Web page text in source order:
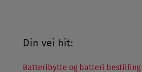
Din vei hit:
Batteribytte og batteri bestilling